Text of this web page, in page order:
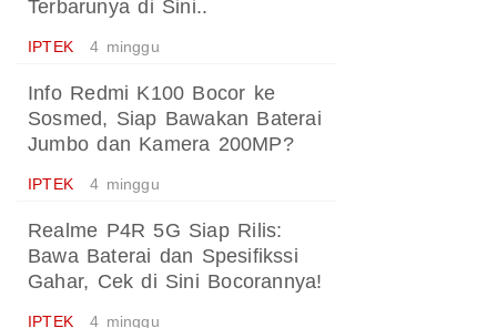
Terbarunya di Sini..
IPTEK 4 minggu
Info Redmi K100 Bocor ke
Sosmed, Siap Bawakan Baterai
Jumbo dan Kamera 200MP?
IPTEK 4 minggu
Realme P4R 5G Siap Rilis:
Bawa Baterai dan Spesifikssi
Gahar, Cek di Sini Bocorannya!
IPTEK 4 minggu